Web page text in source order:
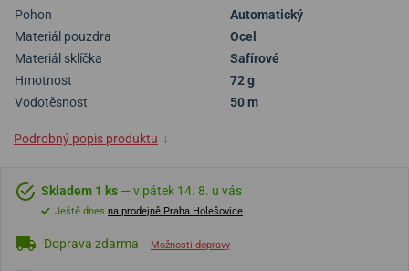
Pohon
Automatický
Materiál pouzdra
Ocel
Materiál sklíčka
Safírové
Hmotnost
72 g
Vodotěsnost
50 m
Podrobný popis produktu ↓
Skladem 1 ks — v pátek 14. 8. u vás
Ještě dnes na prodejně Praha Holešovice
Doprava zdarma Možnosti dopravy